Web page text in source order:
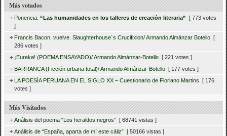
Más votados
Ponencia:“Las humanidades en los talleres de creación literaria” [ 773 votes
]
Francis Bacon, vuelve. Slaughterhouse´s Crucifixion/ Armando Almánzar Botello [
286 votes ]
¡Eureka! (POEMA ENSAYADO)/ Armando Almánzar-Botello [ 221 votes ]
BARRANCA (Ficción urbana total)/ Armando Almánzar-Botello [ 177 votes ]
LA POESÍA PERUANA EN EL SIGLO XX – Cuestionario de Floriano Martins [ 176
votes ]
Más Visitados
Análisis del poema “Los heraldos negros” [ 68741 vistas ]
Análisis de “España, aparta de mí este cáliz” [ 50166 vistas ]